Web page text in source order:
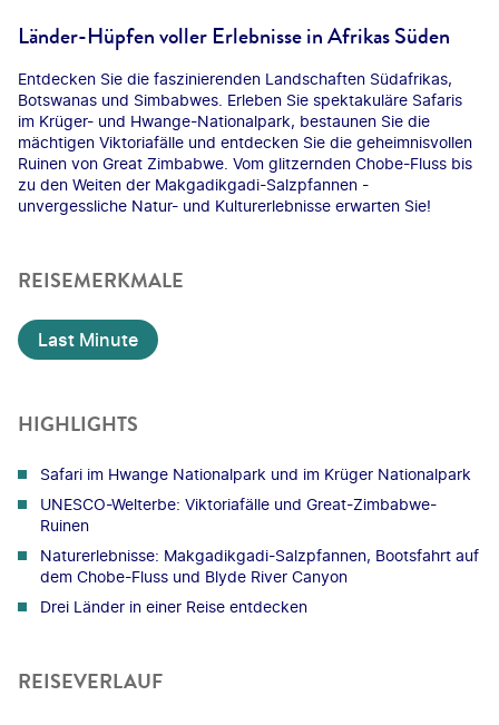
Länder-Hüpfen voller Erlebnisse in Afrikas Süden
Entdecken Sie die faszinierenden Landschaften Südafrikas,
Botswanas und Simbabwes. Erleben Sie spektakuläre Safaris
im Krüger- und Hwange-Nationalpark, bestaunen Sie die
mächtigen Viktoriafälle und entdecken Sie die geheimnisvollen
Ruinen von Great Zimbabwe. Vom glitzernden Chobe-Fluss bis
zu den Weiten der Makgadikgadi-Salzpfannen -
unvergessliche Natur- und Kulturerlebnisse erwarten Sie!
REISEMERKMALE
Last Minute
HIGHLIGHTS
Safari im Hwange Nationalpark und im Krüger Nationalpark
UNESCO-Welterbe: Viktoriafälle und Great-Zimbabwe-
Ruinen
Naturerlebnisse: Makgadikgadi-Salzpfannen, Bootsfahrt auf
dem Chobe-Fluss und Blyde River Canyon
Drei Länder in einer Reise entdecken
REISEVERLAUF